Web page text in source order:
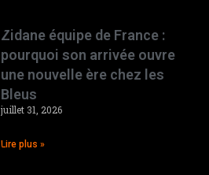
Zidane équipe de France :
pourquoi son arrivée ouvre
une nouvelle ère chez les
Bleus
juillet 31, 2026
Lire plus »